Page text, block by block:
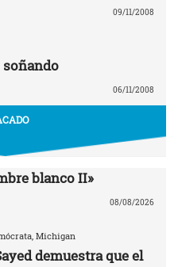
09/11/2008
soñando
06/11/2008
blanco II»
08/08/2026
Michigan
demuestra que el